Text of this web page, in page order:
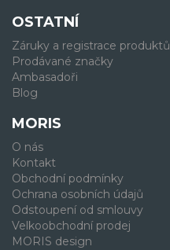
OSTATNÍ
Záruky a registrace produktů
Prodávané značky
Ambasadoři
Blog
MORIS
O nás
Kontakt
Obchodní podmínky
Ochrana osobních údajů
Odstoupení od smlouvy
Velkoobchodní prodej
MORIS design